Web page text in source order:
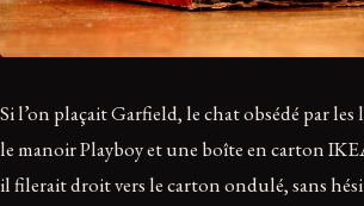
Si l’on plaçait Garfield, le chat obsédé par les
le manoir Playboy et une boîte en carton
il filerait droit vers le carton ondulé, sans